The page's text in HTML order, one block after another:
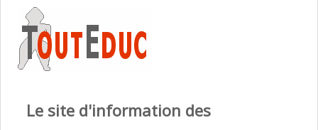
Le site d'information des